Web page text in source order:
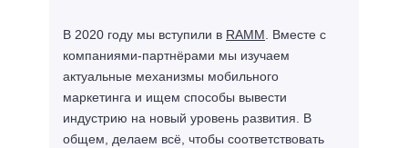
В 2020 году мы вступили в RAMM . Вместе с
компаниями-партнёрами мы изучаем
актуальные механизмы мобильного
маркетинга и ищем способы вывести
индустрию на новый уровень развития. В
общем, делаем всё, чтобы соответствовать